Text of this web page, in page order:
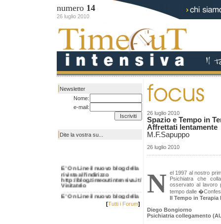
numero 14
26 luglio 2010
Newsletter
Nome:
e-mail:
Dite la vostra su...
rivista all'indirizzo
http://blog.timeoutintensiva.it/
Visitatelo
rivista all'indirizzo
http://blog.timeoutintensiva.it/
[Tutti i Forum]
26 luglio 2010
Spazio e Tempo in
Affrettati lentamente
M.F.Sapuppo
26 luglio 2010
N el 1997 al nostro
Psichiatra che
osservato al lavoro
tempo dalle
Il Tempo in Terapia
Diego Bongiorno
Psichiatria collegamento